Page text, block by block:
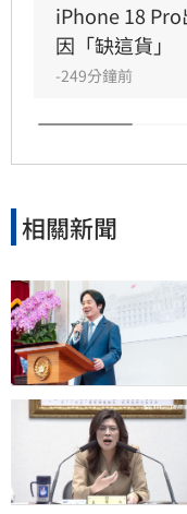
SK海力士相當
測iPhone 18
更可能突破
iPhone。此價
恐進一步推高蘋
度關注。
iPhone 18
因「缺這貨」
-249分鐘前
相關新聞